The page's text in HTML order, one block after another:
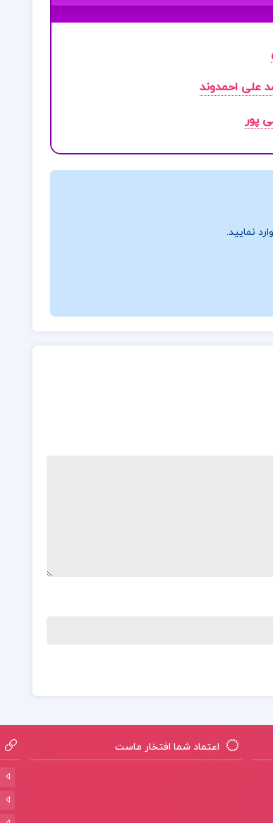
علی احمدوند
پور
نمایید.
اعتماد شما افتخار ماست